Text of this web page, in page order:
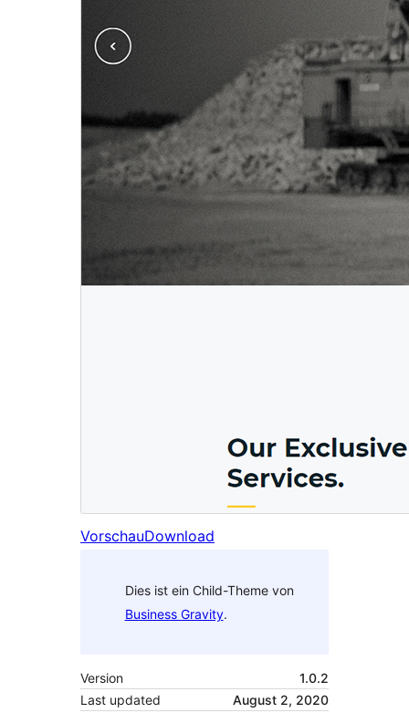
VorschauDownload
Dies ist ein Child-Theme von
Business Gravity.
Version
1.0.2
Last updated
August 2, 2020